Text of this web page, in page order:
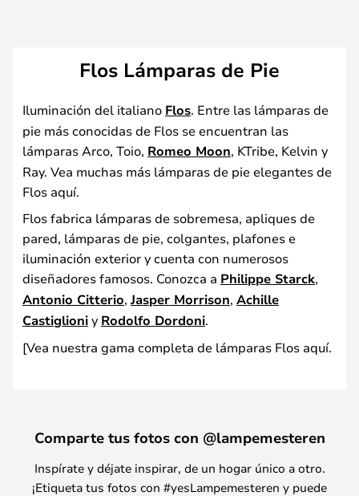
Flos Lámparas de Pie
Iluminación del italiano Flos. Entre las lámparas de
pie más conocidas de Flos se encuentran las
lámparas Arco, Toio, Romeo Moon, KTribe, Kelvin y
Ray. Vea muchas más lámparas de pie elegantes de
Flos aquí.
Flos fabrica lámparas de sobremesa, apliques de
pared, lámparas de pie, colgantes, plafones e
iluminación exterior y cuenta con numerosos
diseñadores famosos. Conozca a Philippe Starck,
Antonio Citterio, Jasper Morrison, Achille
Castiglioniy Rodolfo Dordoni.
[Vea nuestra gama completa de lámparas Flos aquí.
Comparte tus fotos con @lampemesteren
Inspírate y déjate inspirar, de un hogar único a otro.
¡Etiqueta tus fotos con #yesLampemesteren y puede